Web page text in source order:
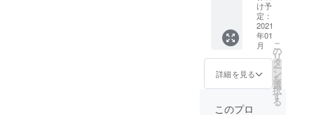
製紙）
60枚 裏
表紙：
GAファ
イル リ
ング：
シル
バー、
ゴール
ド、
紙：無
地（店
頭で人
気の
紙、い
ずれ
か。）
裏表
紙：GA
仕様・
材質＞
サイ
ズ：B6
サイ
ズ 横
130mm
×縦
180mm
「竹紙
100」
等々、
店頭で
も人気
ら選ば
せて頂
す。 ＜
ます。
カバー
は、姫
路産の
本牛
紙は、
日本製
特性に
リーの
要素を
取り入
れた新
感覚
メモで
す。 用
は、す
皮革の
姫路レ
ザー）
。色
は、ナ
チュラ
ルで
い込む
お贈り
しま
す。 こ
ども達
へ贈る
ノート
には、
いた方
セージ
＋こど
も達へ
のノー
ト１
冊】
①white
DENIM
ノート
（A5サ
け予
定：
2021
年01
月
詳細を見る
こ
の
リ
タ
ー
ン
を
選
択
す
る
このプロ